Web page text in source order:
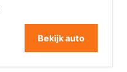
Bekijk auto